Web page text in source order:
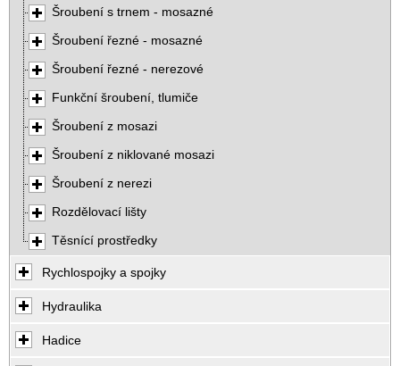
Šroubení s trnem - mosazné
Šroubení řezné - mosazné
Šroubení řezné - nerezové
Funkční šroubení, tlumiče
Šroubení z mosazi
Šroubení z niklované mosazi
Šroubení z nerezi
Rozdělovací lišty
Těsnící prostředky
Rychlospojky a spojky
Hydraulika
Hadice